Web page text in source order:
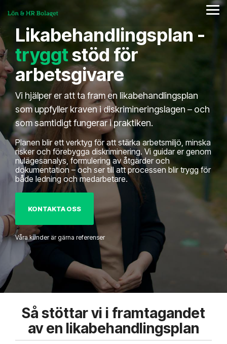
content.Column
Headline
Testing 1
Sub
Nav 1
Sub
Nav 2
Testing 2
Testing 3
Column
Headline
Testing 1
Sub
Nav 1
Sub
Nav 2
Testing 2
Testing 3
Column
Headline
Testing 1
Sub
Sub
Nav 2
Testing 2
Testing 3
Column
Sub
Nav 1
Testing 2
Column
Headline
Testing 1
Sub
Nav 1
Sub
Nav 2
Testing 2
Testing 3
Column
Headline
Testing 1
Sub
Nav 1
Sub
Nav 2
Testing 2
Testing 3
Column
Headline
Testing 1
Sub
Sub
Nav 2
Testing 2
Testing 3
Column
Sub
Nav 1
Testing 2
Likabehandlingsplan -
tryggtstöd för
arbetsgivare
Vi hjälper er att ta fram en likabehandlingsplan
som uppfyller kraven i diskrimineringslagen – och
som samtidigt fungerar i praktiken.
Planen blir ett verktyg för att stärka arbetsmiljö, minska
risker och förebygga diskriminering. Vi guidar er genom
nulägesanalys, formulering av åtgärder och
dokumentation – och ser till att processen blir trygg för
både ledning och medarbetare.
KONTAKTA OSS
Våra kunder är gärna referenser
Så stöttar vi i framtagandet
av en likabehandlingsplan